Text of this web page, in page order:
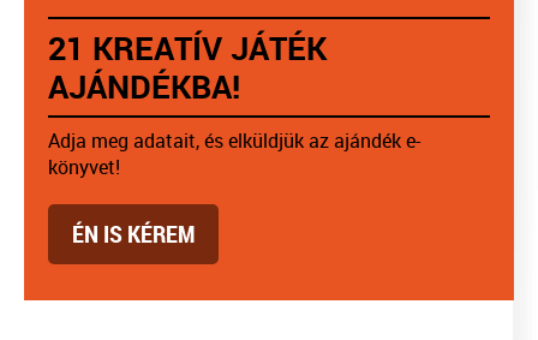
21 KREATÍV JÁTÉK
AJÁNDÉKBA!
Adja meg adatait, és elküldjük az ajándék e-
könyvet!
ÉN IS KÉREM